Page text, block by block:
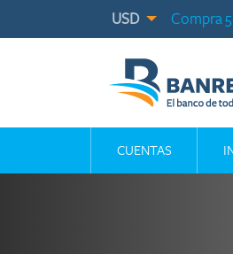
USD Compra
CUENTAS